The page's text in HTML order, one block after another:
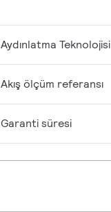
Aydınlatma Teknolojisi
Akış ölçüm referansı
Garanti süresi